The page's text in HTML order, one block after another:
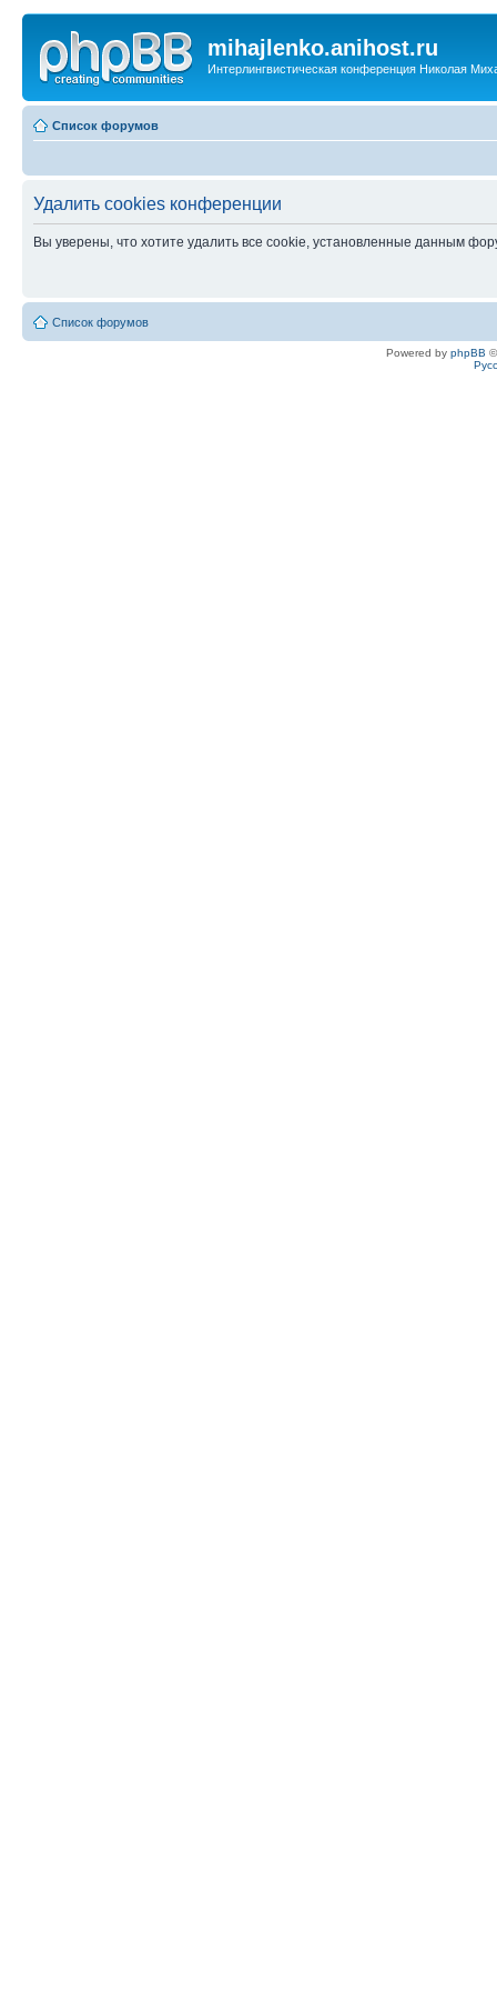
mihajlenko.anihost.ru
Интерлингвистическая конференция Николая
Список форумов
Удалить cookies конференции
Вы уверены, что хотите удалить все cookie, установленные данным
Список форумов
Powered by phpBB